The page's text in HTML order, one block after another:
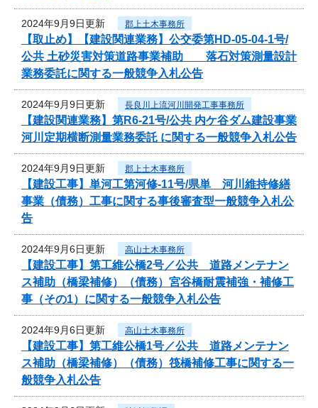
2024年9月9日更新 郡上土木事務所
【取止め】【建設関連業務】公交委第HD-05-04-1号/
公共 土砂災害対策道路事業補助 落石対策測量設計
業務委託に関する一般競争入札公告
2024年9月9日更新 長良川上流河川開発工事事務所
【建設関連業務】第R6-21号/公共 内ケ谷ダム建設事業
河川定期横断測量業務委託 に関する一般競争入札公告
2024年9月9日更新 郡上土木事務所
【建設工事】単河工第河修-11号/県単 河川維持修繕
事業（債務）工事に関する事後審査型一般競争入札公
告
2024年9月6日更新 高山土木事務所
【建設工事】第工維公橋2号／公共 道路メンテナン
ス補助（橋梁補修）（債務）宮谷橋耐震補強・補修工
事（その1）に関する一般競争入札公告
2024年9月6日更新 高山土木事務所
【建設工事】第工維公橋1号／公共 道路メンテナン
ス補助（橋梁補修）（債務）筏橋補修工事に関する一
般競争入札公告